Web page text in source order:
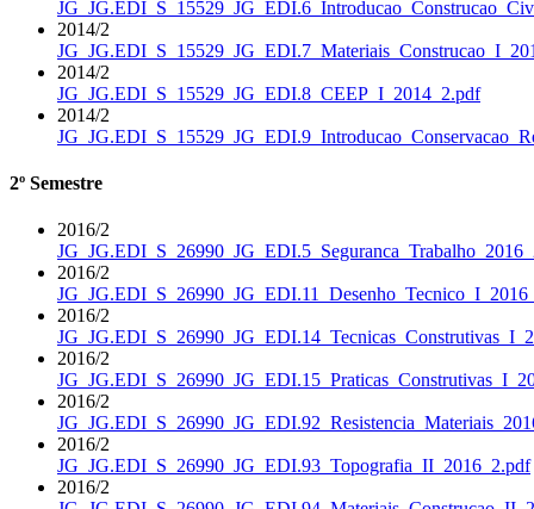
2014/2
2014/2
JG_JG.EDI_S_15529_JG_EDI.8_CEEP_I_2014_2.pdf
2014/2
2º Semestre
2016/2
2016/2
2016/2
2016/2
2016/2
2016/2
JG_JG.EDI_S_26990_JG_EDI.93_Topografia_II_2016_2.pdf
2016/2